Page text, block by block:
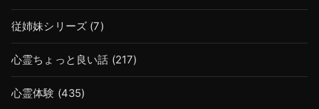
従姉妹シリーズ (7)
心霊ちょっと良い話 (217)
心霊体験 (435)